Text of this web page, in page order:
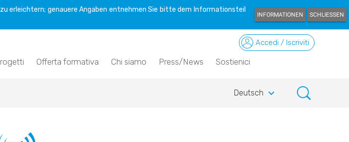
erleichtern; genauere Angaben entnehmen Sie bitte dem Informationsteil
INFORMATIONEN SCHLIESSEN
Offerta formativa Chi siamo Press/News Sostienici
Accedi / Iscriviti
Deutsch keyboard_arrow_down